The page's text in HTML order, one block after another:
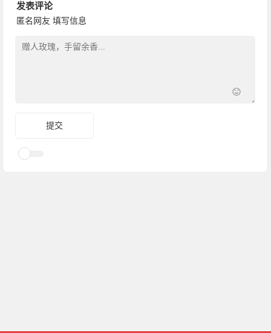
发表评论
匿名网友 填写信息